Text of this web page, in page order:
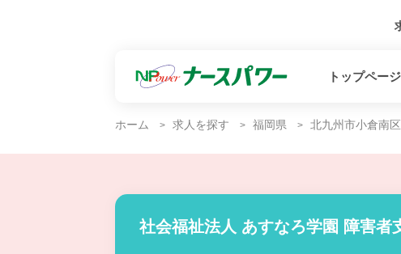
トップページ
ホーム 求人を探す 福岡県 北九州市小倉南区
社会福祉法人 あすなろ学園 障害